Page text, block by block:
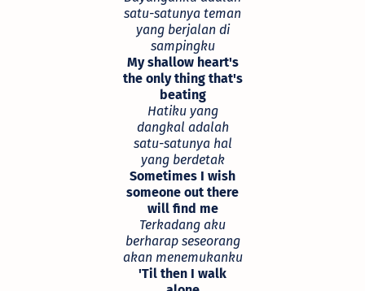
satu-satunya teman
yang berjalan di
sampingku
My shallow heart's
the only thing that's
beating
Hatiku yang
dangkal adalah
satu-satunya hal
yang berdetak
Sometimes I wish
someone out there
will find me
Terkadang aku
berharap seseorang
akan menemukanku
'Til then I walk